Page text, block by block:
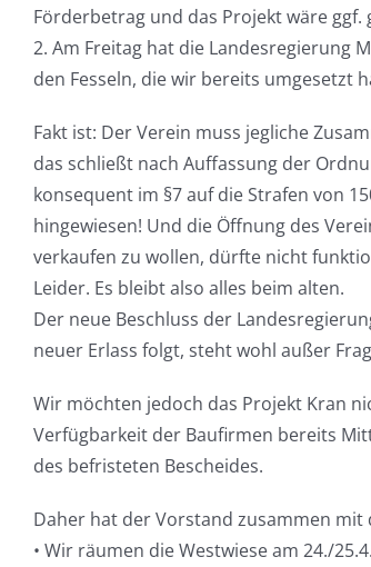
Förderbetrag und das Projekt wäre ggf.
2. Am Freitag hat die Landesregierung
den Fesseln, die wir bereits umgesetzt
Fakt ist: Der Verein muss jegliche
das schließt nach Auffassung der
konsequent im §7 auf die Strafen von
hingewiesen! Und die Öffnung des
verkaufen zu wollen, dürfte nicht
Leider. Es bleibt also alles beim alten.
Der neue Beschluss der
neuer Erlass folgt, steht wohl außer
Wir möchten jedoch das Projekt Kran
Verfügbarkeit der Baufirmen bereits
des befristeten Bescheides.
Daher hat der Vorstand zusammen mit
• Wir räumen die Westwiese am 24./